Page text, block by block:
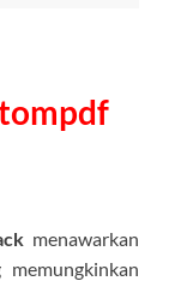
menawarkan